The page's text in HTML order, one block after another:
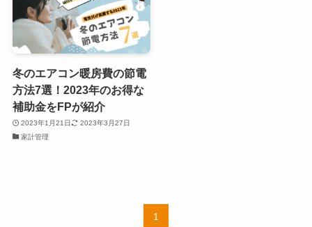
冬のエアコン暖房費の節電
方法7選！2023年のお得な
補助金をFPが紹介
2023年1月21日
2023年3月27日
家計管理
1